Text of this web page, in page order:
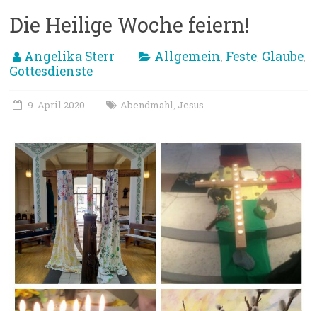
Die Heilige Woche feiern!
Angelika Sterr Allgemein, Feste, Glaube,
Gottesdienste
9. April 2020 Abendmahl, Jesus